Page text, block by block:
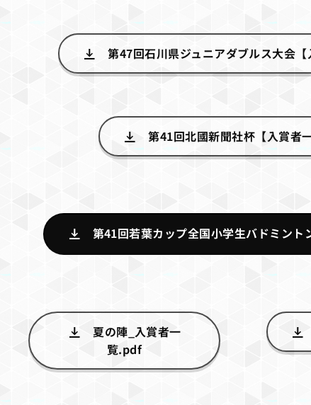
第47回石川県ジュニアダブルス大会
第41回北國新聞社杯【入賞者
第41回若葉カップ全国小学生バドミン
夏の陣_入賞者一
覧.pdf